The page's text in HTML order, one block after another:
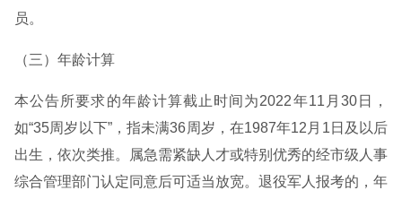
员。
（三）年龄计算
本公告所要求的年龄计算截止时间为2022年11月30日，
如“35周岁以下”，指未满36周岁，在1987年12月1日及以后
出生，依次类推。属急需紧缺人才或特别优秀的经市级人事
综合管理部门认定同意后可适当放宽。退役军人报考的，年